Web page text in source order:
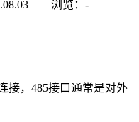
浏览： -
接，485接口通常是对外